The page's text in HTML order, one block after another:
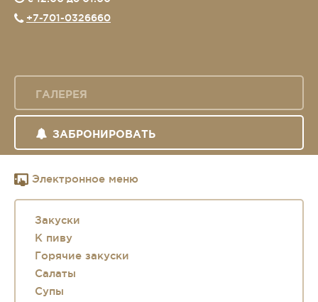
+7-701-0326660
ГАЛЕРЕЯ
ЗАБРОНИРОВАТЬ
Электронное меню
Закуски
К пиву
Горячие закуски
Салаты
Супы